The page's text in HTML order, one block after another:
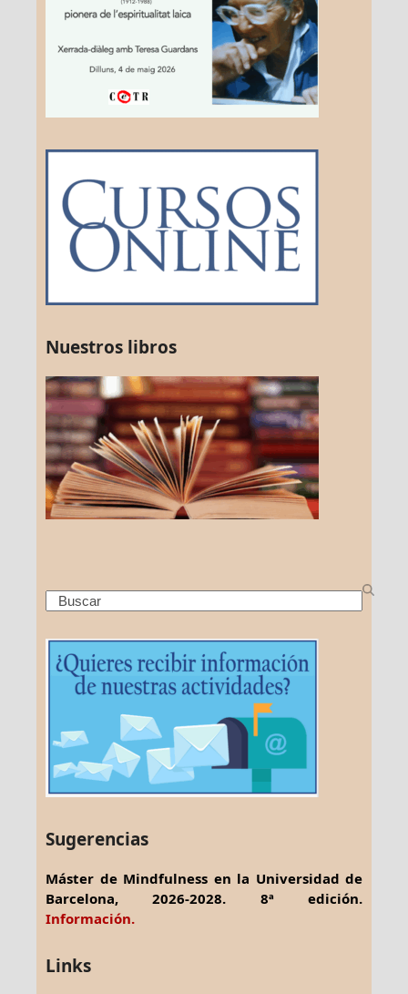
Nuestros libros
Search
Sugerencias
Máster de Mindfulness en la Universidad de
Barcelona, 2026-2028. 8ª edición.
Información.
Links